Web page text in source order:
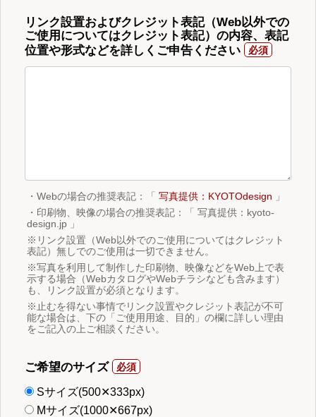
リンク設置およびクレジット表記（Web以外での
ご使用についてはクレジット表記）の内容、表記
位置や形式などを詳しくご申告ください
・Webの場合の推奨表記：「 写真提供：KYOTOdesign 」
・印刷物、映像の場合の推奨表記：「 写真提供：kyoto-
design.jp 」
※リンク設置（Web以外でのご使用についてはクレジット
表記）無しでのご使用は一切できません。
※写真を利用して制作した印刷物、映像などをWeb上で表
示する場合（WebカタログやWebチラシなども含みます）
も、リンク設置が必須となります。
※止むを得ない事情でリンク設置やクレジット表記が不可
能な場合は、下の「ご使用用途、目的」の欄に詳しい理由
をご記入の上ご相談ください。
ご希望のサイズ
Sサイズ(500✕333px)
Mサイズ(1000✕667px)